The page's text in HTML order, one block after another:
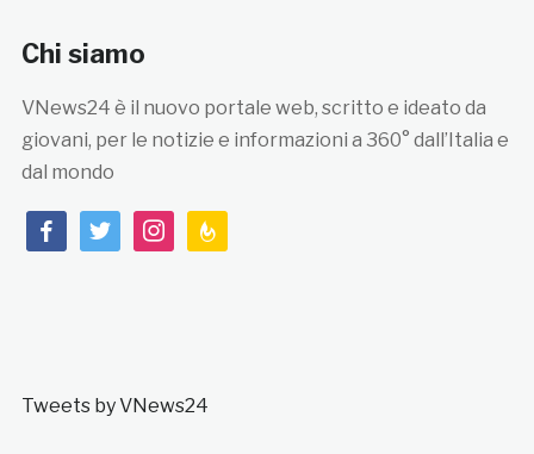
Chi siamo
VNews24 è il nuovo portale web, scritto e ideato da
giovani, per le notizie e informazioni a 360° dall’Italia e
dal mondo
facebooktwitterinstagramfeedburner
Tweets by VNews24